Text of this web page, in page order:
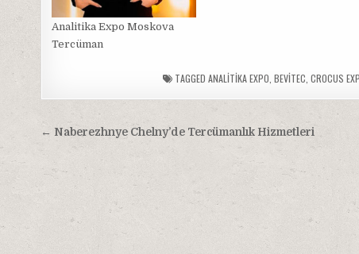
Analitika Expo Moskova
Tercüman
TAGGED ANALITIKA EXPO BEVITEC CROCUS
Yazı
gezinmesi
← Naberezhnye Chelny’de Tercümanlık Hizmetleri